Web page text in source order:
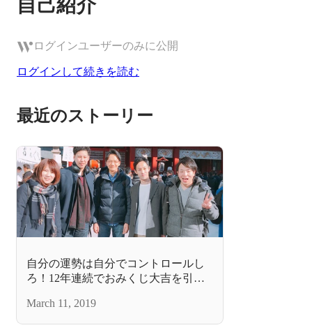
ログインユーザーのみに公開
ログインして続きを読む
最近のストーリー
自分の運勢は自分でコントロールし
ろ！12年連続でおみくじ大吉を引い
March 11, 2019